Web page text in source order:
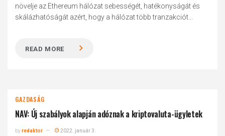
növelje az Ethereum hálózat sebességét, hatékonyságát és
skálázhatóságát azért, hogy a hálózat több tranzakciót...
READ MORE
GAZDASÁG
NAV: Új szabályok alapján adóznak a kriptovaluta-ügyletek
byredaktor 2022. január 3.